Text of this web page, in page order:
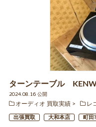
ターンテーブル
2024.08.16 公開
オーディオ 買取実績
レ
出張買取 大和本店 町田